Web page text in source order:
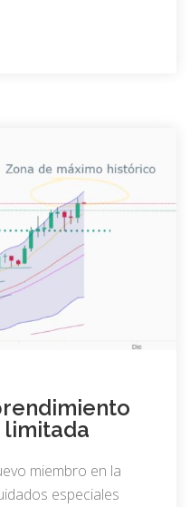
miembro en la
especiales